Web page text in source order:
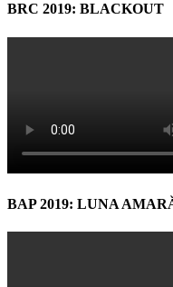
BRC 2019: BLACKOUT
BAP 2019: LUNA